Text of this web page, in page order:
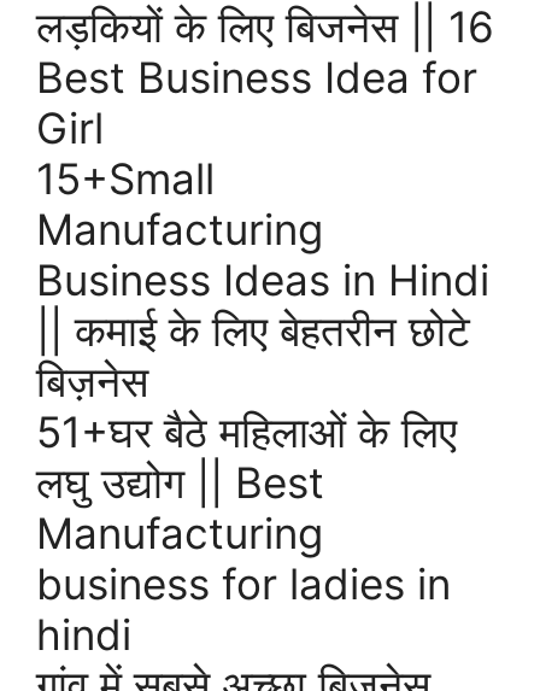
लड़कियों के लिए बिजनेस || 16
Best Business Idea for
Girl
15+Small
Manufacturing
Business Ideas in Hindi
|| कमाई के लिए बेहतरीन छोटे
बिज़नेस
51+घर बैठे महिलाओं के लिए
लघु उद्योग || Best
Manufacturing
business for ladies in
hindi